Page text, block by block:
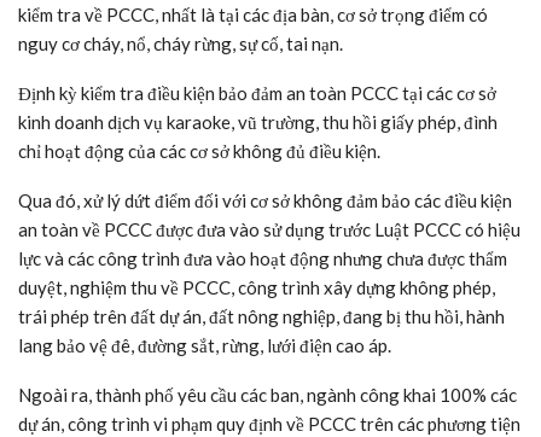
kiểm tra về PCCC, nhất là tại các địa bàn, cơ sở trọng điểm có
nguy cơ cháy, nổ, cháy rừng, sự cố, tai nạn.
Định kỳ kiểm tra điều kiện bảo đảm an toàn PCCC tại các cơ sở
kinh doanh dịch vụ karaoke, vũ trường, thu hồi giấy phép, đình
chỉ hoạt động của các cơ sở không đủ điều kiện.
Qua đó, xử lý dứt điểm đối với cơ sở không đảm bảo các điều kiện
an toàn về PCCC được đưa vào sử dụng trước Luật PCCC có hiệu
lực và các công trình đưa vào hoạt động nhưng chưa được thẩm
duyệt, nghiệm thu về PCCC, công trình xây dựng không phép,
trái phép trên đất dự án, đất nông nghiệp, đang bị thu hồi, hành
lang bảo vệ đê, đường sắt, rừng, lưới điện cao áp.
Ngoài ra, thành phố yêu cầu các ban, ngành công khai 100% các
dự án, công trình vi phạm quy định về PCCC trên các phương tiện